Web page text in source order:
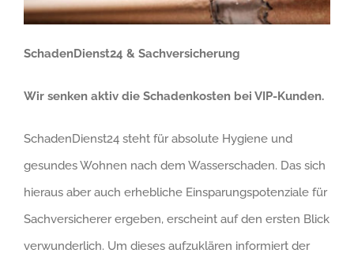
SchadenDienst24 & Sachversicherung
Wir senken aktiv die Schadenkosten bei VIP-Kunden.
SchadenDienst24 steht für absolute Hygiene und
gesundes Wohnen nach dem Wasserschaden. Das sich
hieraus aber auch erhebliche Einsparungspotenziale für
Sachversicherer ergeben, erscheint auf den ersten Blick
verwunderlich. Um dieses aufzuklären informiert der